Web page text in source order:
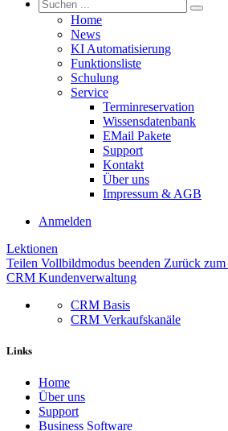
Home
News
KI Automatisierung
Funktionsliste
Schulung
Service
Terminreservation
Wissensdatenbank
EMail Pakete
Support
Kontakt
Über uns
Impressum & AGB
Anmelden
Lektionen
Teilen Vollbildmodus beenden Zurück
CRM Kundenverwaltung
CRM Basis
CRM Verkaufskanäle
Links
Home
Über uns
Sup​port
Business Software